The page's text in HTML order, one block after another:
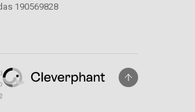
190569828